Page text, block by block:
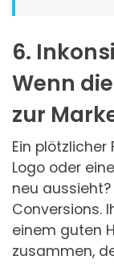
6.
Wenn
zur
Ein
Logo oder
neu
Conversions.
einem guten
zusammen,